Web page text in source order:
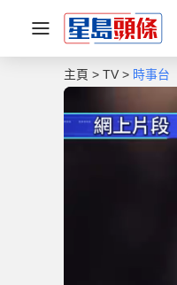
主頁 TV 時事台